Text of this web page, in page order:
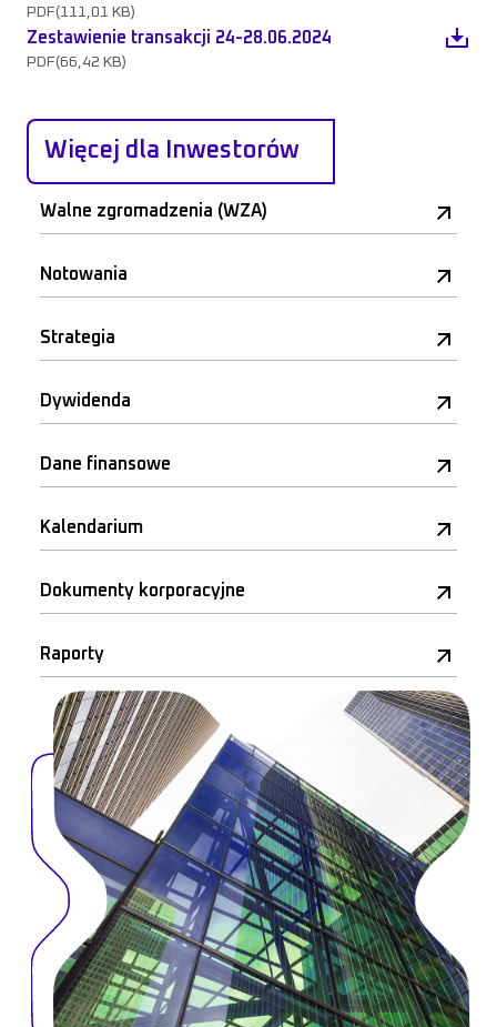
PDF(111,01 KB)
Zestawienie transakcji 24-28.06.2024
PDF(66,42 KB)
Więcej dla Inwestorów
Walne zgromadzenia (WZA)
Notowania
Strategia
Dywidenda
Dane finansowe
Kalendarium
Dokumenty korporacyjne
Raporty